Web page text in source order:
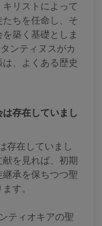
リストによって
ちを任命し、そ
築く基礎としま
ンティヌスがカ
、よくある歴史
存在していまし
存在していまし
を見れば、初期
承を保ちつつ聖
す。
ティオキアの聖